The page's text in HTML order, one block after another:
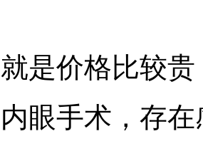
是价格比较
眼手术，存